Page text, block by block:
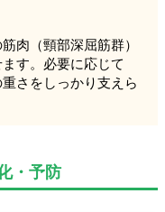
肉（頸部深屈筋群）
す。必要に応じて
さをしっかり支えら
・予防